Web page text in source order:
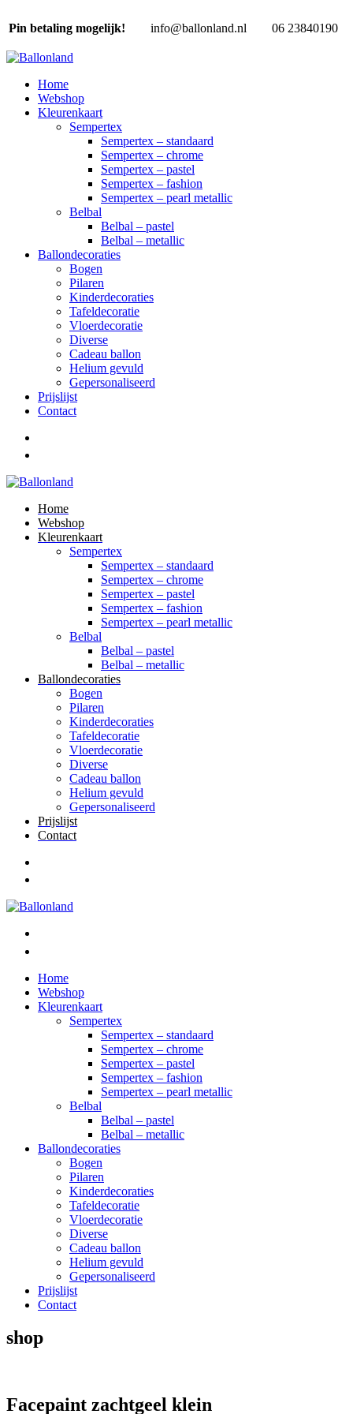
Pin betaling mogelijk! info@ballonland.nl 06 23840190
Home
Webshop
Kleurenkaart
Sempertex
Sempertex – standaard
Sempertex – chrome
Sempertex – pastel
Sempertex – fashion
Sempertex – pearl metallic
Belbal
Belbal – pastel
Belbal – metallic
Ballondecoraties
Bogen
Pilaren
Kinderdecoraties
Tafeldecoratie
Vloerdecoratie
Diverse
Cadeau ballon
Helium gevuld
Gepersonaliseerd
Prijslijst
Contact
Home
Webshop
Kleurenkaart
Sempertex
Sempertex – standaard
Sempertex – chrome
Sempertex – pastel
Sempertex – fashion
Sempertex – pearl metallic
Belbal
Belbal – pastel
Belbal – metallic
Ballondecoraties
Bogen
Pilaren
Kinderdecoraties
Tafeldecoratie
Vloerdecoratie
Diverse
Cadeau ballon
Helium gevuld
Gepersonaliseerd
Prijslijst
Contact
Home
Webshop
Kleurenkaart
Sempertex
Sempertex – standaard
Sempertex – chrome
Sempertex – pastel
Sempertex – fashion
Sempertex – pearl metallic
Belbal
Belbal – pastel
Belbal – metallic
Ballondecoraties
Bogen
Pilaren
Kinderdecoraties
Tafeldecoratie
Vloerdecoratie
Diverse
Cadeau ballon
Helium gevuld
Gepersonaliseerd
Prijslijst
Contact
shop
Facepaint zachtgeel klein